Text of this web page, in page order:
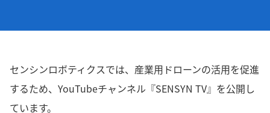
センシンロボティクスでは、産業用ドローンの活用を促進
するため、YouTubeチャンネル『SENSYN TV』を公開し
ています。